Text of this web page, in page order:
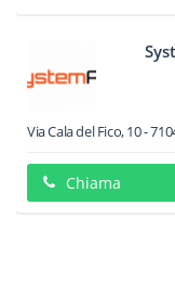
Via Cala del Fico, 10-
Chiama